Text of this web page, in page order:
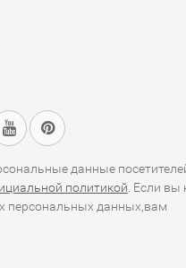
данные
политикой . Если вы
персональных данных,вам